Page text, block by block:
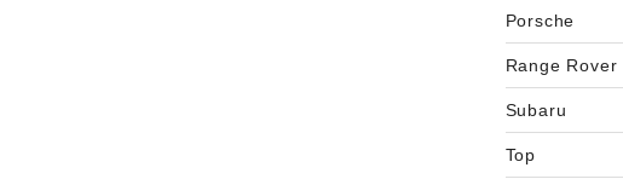
Porsche
Range Rover
Subaru
Top